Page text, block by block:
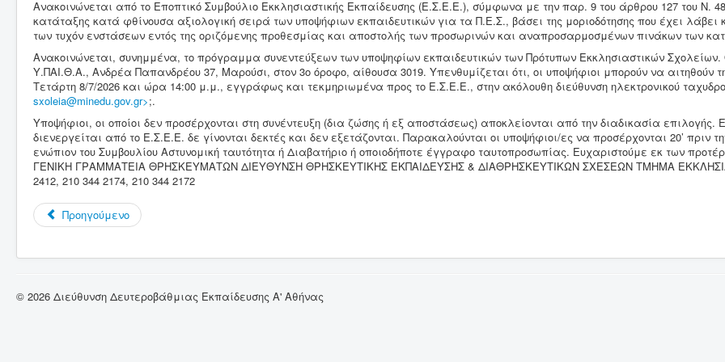
Ανακοινώνεται από το Εποπτικό Συμβούλιο Εκκλησιαστικής Εκπαίδευσης (Ε.Σ.Ε.Ε.), σύμφωνα με την παρ. 9 του άρθρου 127 του Ν.
κατάταξης κατά φθίνουσα αξιολογική σειρά των υποψήφιων εκπαιδευτικών για τα Π.Ε.Σ., βάσει της μοριοδότησης που έχει
των τυχόν ενστάσεων εντός της οριζόμενης προθεσμίας και αποστολής των προσωρινών και αναπροσαρμοσμένων πινάκων των
Ανακοινώνεται, συνημμένα, το πρόγραμμα συνεντεύξεων των υποψηφίων εκπαιδευτικών των Πρότυπων Εκκλησιαστικών Σχολείων.
Υ.ΠΑΙ.Θ.Α., Ανδρέα Παπανδρέου 37, Μαρούσι, στον 3ο όροφο, αίθουσα 3019. Υπενθυμίζεται ότι, οι υποψήφιοι μπορούν να αιτηθούν
Τετάρτη 8/7/2026 και ώρα 14:00 μ.μ., εγγράφως και τεκμηριωμένα προς το Ε.Σ.Ε.Ε., στην ακόλουθη διεύθυνση ηλεκτρονικού
sxoleia@minedu.gov.gr>;.
Υποψήφιοι, οι οποίοι δεν προσέρχονται στη συνέντευξη (δια ζώσης ή εξ αποστάσεως) αποκλείονται από την διαδικασία
διενεργείται από το Ε.Σ.Ε.Ε. δε γίνονται δεκτές και δεν εξετάζονται. Παρακαλούνται οι υποψήφιοι/ες να προσέρχονται 20’ πριν
ενώπιον του Συμβουλίου Αστυνομική ταυτότητα ή Διαβατήριο ή οποιοδήποτε έγγραφο ταυτοπροσωπίας. Ευχαριστούμε εκ των
ΓΕΝΙΚΗ ΓΡΑΜΜΑΤΕΙΑ ΘΡΗΣΚΕΥΜΑΤΩΝ ΔΙΕΥΘΥΝΣΗ ΘΡΗΣΚΕΥΤΙΚΗΣ ΕΚΠΑΙΔΕΥΣΗΣ & ΔΙΑΘΡΗΣΚΕΥΤΙΚΩΝ ΣΧΕΣΕΩΝ ΤΜΗΜΑ
2412, 210 344 2174, 210 344 2172
Προηγούμενο
© 2026 Διεύθυνση Δευτεροβάθμιας Εκπαίδευσης Α' Αθήνας